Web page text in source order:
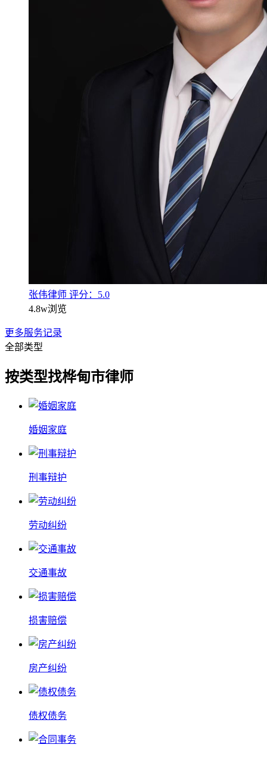
张伟律师 评分：5.0
4.8w浏览
更多服务记录
全部类型
按类型找桦甸市律师
婚姻家庭
刑事辩护
劳动纠纷
交通事故
损害赔偿
房产纠纷
债权债务